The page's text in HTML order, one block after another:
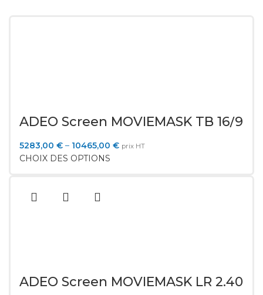
ADEO Screen MOVIEMASK TB 16/9
5283,00 € – 10465,00 € prix HT
CHOIX DES OPTIONS
ADEO Screen MOVIEMASK LR 2.40